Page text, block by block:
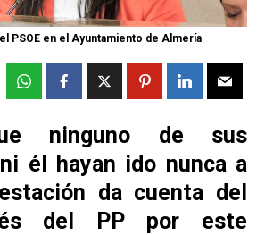
PSOE en el Ayuntamiento de Almería
ninguno de sus
él hayan ido nunca a
da cuenta del
del PP por este